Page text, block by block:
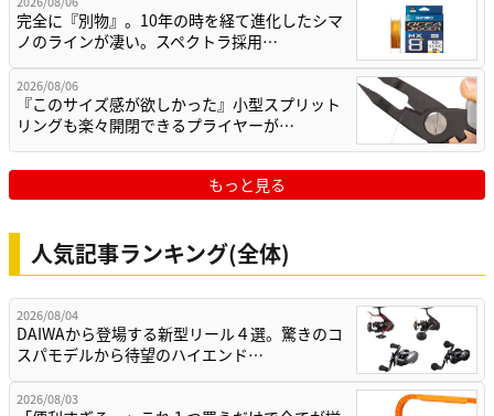
完全に『別物』。10年の時を経て進化したシマ
ノのラインが凄い。スペクトラ採用…
2026/08/06
『このサイズ感が欲しかった』小型スプリット
リングも楽々開閉できるプライヤーが…
もっと見る
人気記事ランキング(全体)
2026/08/04
DAIWAから登場する新型リール４選。驚きのコ
スパモデルから待望のハイエンド…
2026/08/03